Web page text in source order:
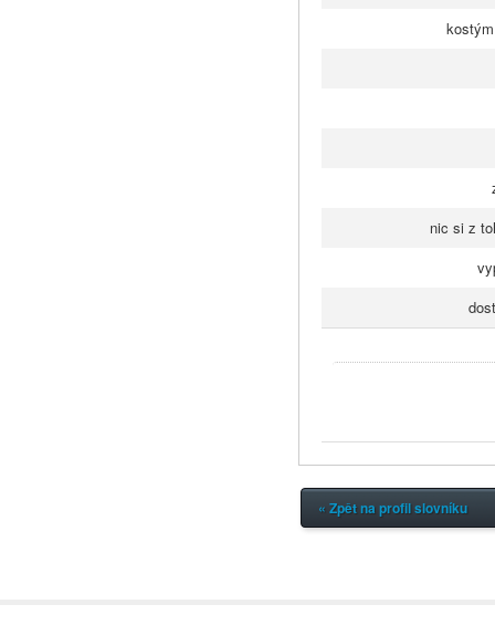
nic si z
« Zpět na profil slovníku